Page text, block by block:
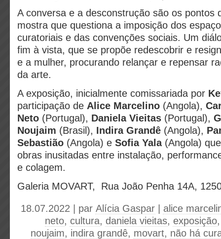
A conversa e a desconstrução são os pontos
mostra que questiona a imposição dos
curatoriais e das convenções sociais. Um
fim à vista, que se propõe redescobrir e
e a mulher, procurando relançar e repensar
da arte.
A exposição, inicialmente comissariada por
participação de Alice Marcelino (Angola),
Neto (Portugal), Daniela Vieitas (Portugal),
Noujaim (Brasil), Indira Grandê (Angola),
Sebastião (Angola) e Sofia Yala(Angola)
obras inusitadas entre instalação,
e colagem.
Galeria MOVART, Rua João Penha 14A,
18.07.2022 | par Alícia Gaspar
alice
neto, cultura, daniela vieitas, exposição
noujaim, indira grandê, movart, não há